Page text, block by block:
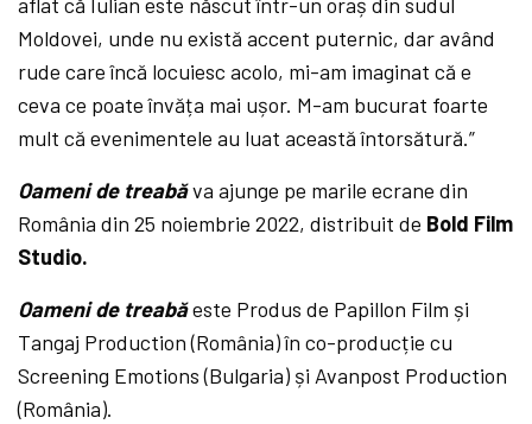
Moldovei, unde nu există accent puternic, dar având
rude care încă locuiesc acolo, mi-am imaginat că e
ceva ce poate învăța mai ușor. M-am bucurat foarte
mult că evenimentele au luat această întorsătură.”
Oameni de treabăva ajunge pe marile ecrane din
România din 25 noiembrie 2022, distribuit de Bold Film
Studio.
Oameni de treabăeste Produs de Papillon Film și
Tangaj Production (România) în co-producție cu
Screening Emotions (Bulgaria) și Avanpost Production
(România).